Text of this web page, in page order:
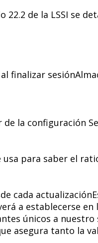
22.2 de la LSSI se
al finalizar
la configuración
para saber el
cada
a establecerse
únicos a
asegura tanto la